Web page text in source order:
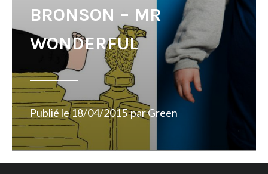
BRONSON – MR
WONDERFUL
Publié le18/04/2015 parGreen